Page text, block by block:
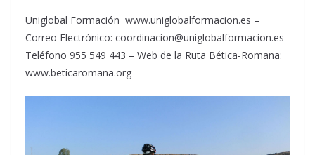
Uniglobal Formación www.uniglobalformacion.es –
Correo Electrónico: coordinacion@uniglobalformacion.es
Teléfono 955 549 443 – Web de la Ruta Bética-Romana:
www.beticaromana.org